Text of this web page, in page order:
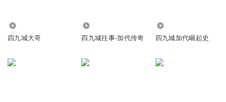
四九城大哥 四九城往事-加代传奇 四九城加代崛起史